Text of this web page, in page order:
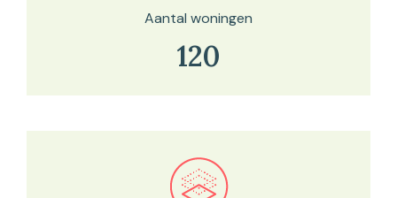
Aantal woningen
120